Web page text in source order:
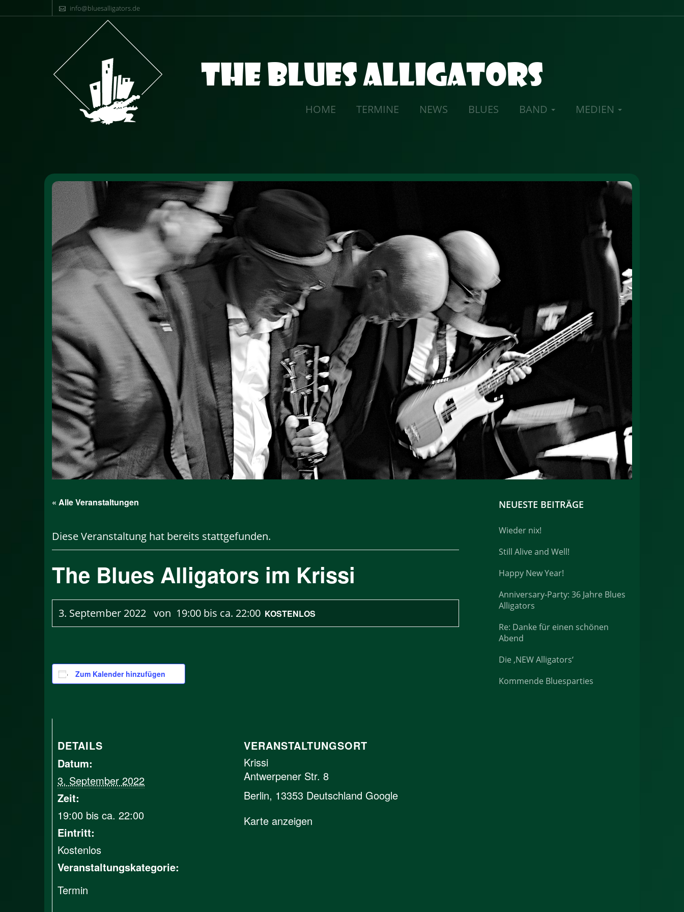
info@bluesalligators.de
The Blues Alligators
HOME TERMINE NEWS BLUES BAND MEDIEN
« Alle Veranstaltungen
Diese Veranstaltung hat bereits stattgefunden.
The Blues Alligators im Krissi
3. September 2022 von 19:00 bis ca. 22:00 KOSTENLOS
Zum Kalender hinzufügen
DETAILS
Datum:
3. September 2022
Zeit:
19:00 bis ca. 22:00
Eintritt:
Kostenlos
Veranstaltungskategorie:
Termin
VERANSTALTUNGSORT
Krissi
Antwerpener Str. 8
Berlin, 13353 Deutschland Google
Karte anzeigen
NEUESTE BEITRÄGE
Wieder nix!
Still Alive and Well!
Happy New Year!
Anniversary-Party: 36 Jahre Blues
Alligators
Re: Danke für einen schönen
Abend
Die ‚NEW Alligators‘
Kommende Bluesparties